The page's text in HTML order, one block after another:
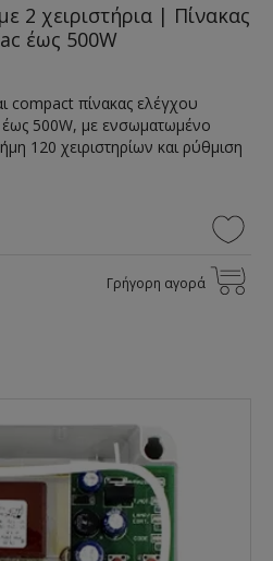
2 χειριστήρια | Πίνακας
έως 500W
compact πίνακας ελέγχου
έως 500W, με ενσωματωμένο
120 χειριστηρίων και ρύθμιση
Γρήγορη αγορά